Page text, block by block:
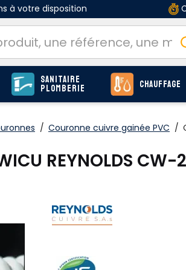
à votre disposition
Sanitaire
Plomberie Chauffage
/ Couronne cuivre gainée PVC /
REYNOLDS CW-